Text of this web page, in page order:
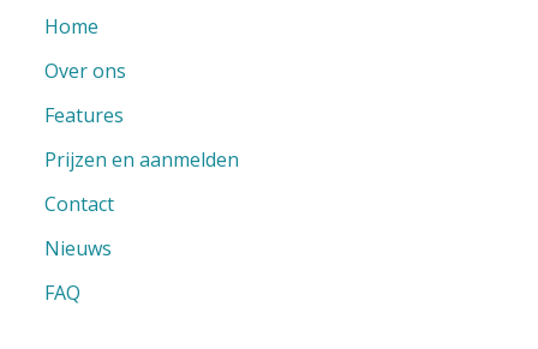
Home
Over ons
Features
Prijzen en aanmelden
Contact
Nieuws
FAQ